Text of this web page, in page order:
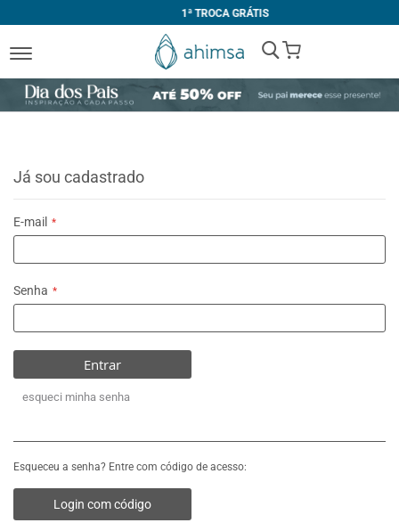
1ª TROCA GRÁTIS
My Cart
Já sou cadastrado
E-mail
Senha
Entrar
esqueci minha senha
Esqueceu a senha? Entre com código de acesso:
Login com código